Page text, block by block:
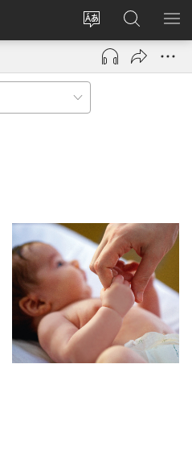
Websitesprache
ändern
Anmelden
(öffnet
neues
Fenster)
Suche